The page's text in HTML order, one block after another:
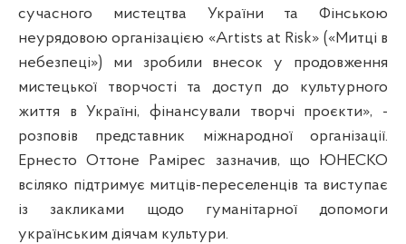
сучасного мистецтва України та Фінською
неурядовою організацією «Artists at Risk» («Митці в
небезпеці») ми зробили внесок у продовження
мистецької творчості та доступ до культурного
життя в Україні, фінансували творчі проєкти», -
розповів представник міжнародної організації.
Ернесто Оттоне Рамірес зазначив, що ЮНЕСКО
всіляко підтримує митців-переселенців та виступає
із закликами щодо гуманітарної допомоги
українським діячам культури.